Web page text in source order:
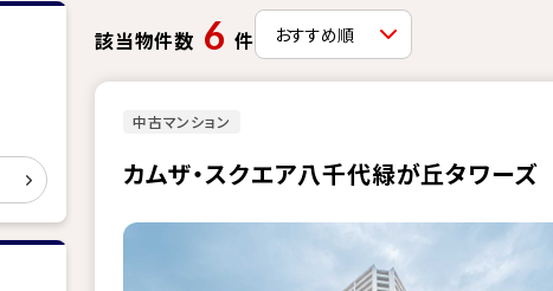
該当物件数 6 件
中古マンション
カムザ・スクエア八千代緑が丘タワーズ